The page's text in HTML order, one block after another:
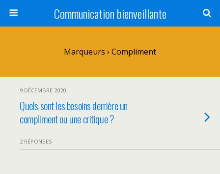
Communication bienveillante
Marqueurs › Compliment
9 DÉCEMBRE 2020
Quels sont les besoins derrière un
compliment ou une critique ?
2 RÉPONSES